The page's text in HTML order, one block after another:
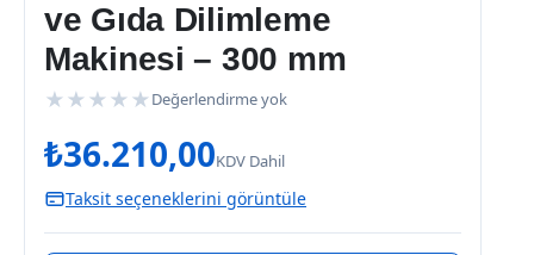
ve Gıda Dilimleme
Makinesi – 300 mm
★ ★ ★ ★ ★ Değerlendirme yok
₺36.210,00KDV Dahil
Taksit seçeneklerini görüntüle